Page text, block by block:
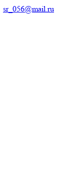
sr_056@mail.ru